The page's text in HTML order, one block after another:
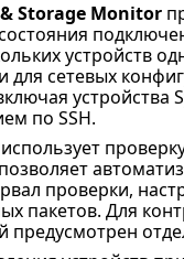
Storage Monitor
устройств
для сетевых
устройства
по SSH.
проверки,
пакетов. Для
предусмотрен